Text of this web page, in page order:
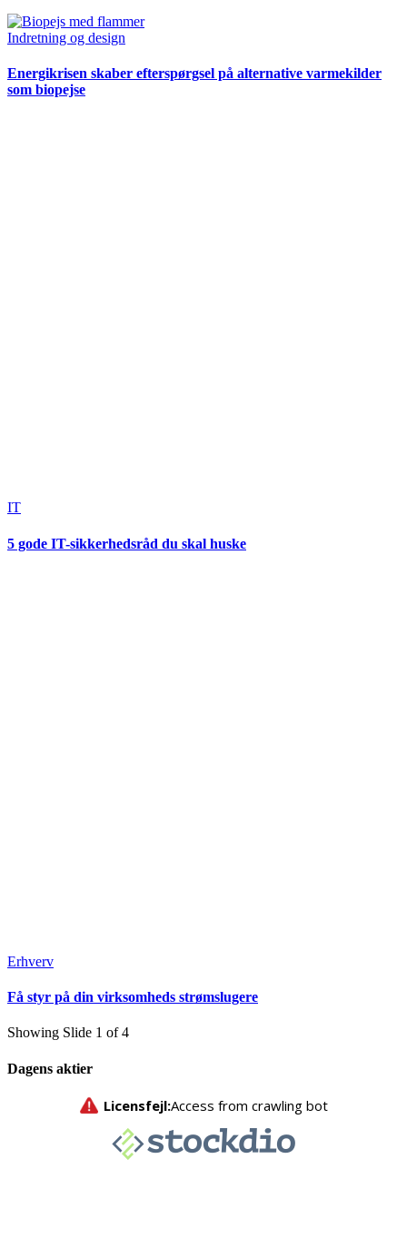
Indretning og design
Energikrisen skaber efterspørgsel på alternative varmekilder
som biopejse
IT
5 gode IT-sikkerhedsråd du skal huske
Erhverv
Få styr på din virksomheds strømslugere
Showing Slide 1 of 4
Dagens aktier